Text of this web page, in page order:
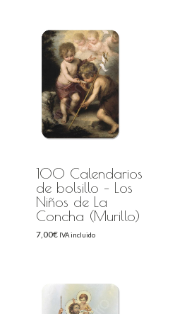
100 Calendarios
de bolsillo – Los
Niños de La
Concha (Murillo)
7,00€ IVA incluido